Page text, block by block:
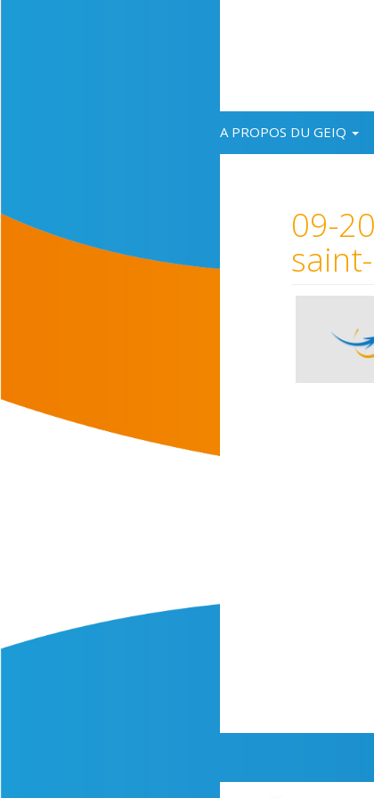
A PROPOS DU GEIQ
09-